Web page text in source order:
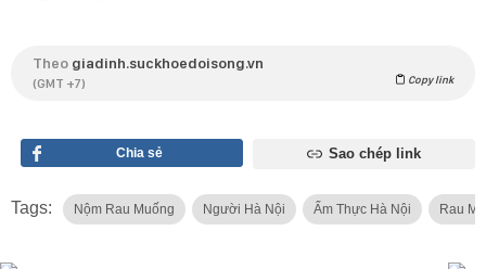
Theo giadinh.suckhoedoisong.vn
(GMT +7) Copy link
Chia sẻ Sao chép link
Tags: Nộm Rau Muống Người Hà Nội Ẩm Thực Hà Nội Rau